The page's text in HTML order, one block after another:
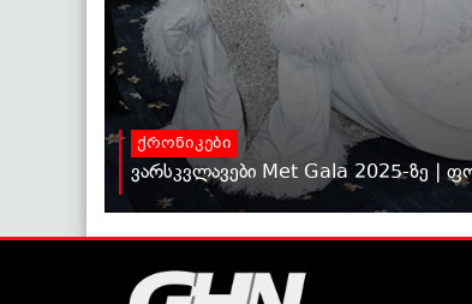
ქრონიკები
ვარსკვლავები Met Gala 2025-ზე |